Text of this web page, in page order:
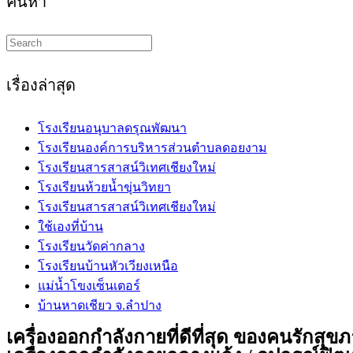
Search
this
เรื่องล่าสุด
โรงเรียนอนุบาลดรุณพัฒนา
โรงเรียนองค์การบริหารส่วนตำบลดอยงาม
โรงเรียนสารสาสน์วิเทศเชียงใหม่
โรงเรียนห้วยน้ำขุ่นวิทยา
โรงเรียนสารสาสน์วิเทศเชียงใหม่
ใช้เองที่บ้าน
โรงเรียนวัดค่ากลาง
โรงเรียนบ้านหัวเวียงเหนือ
แม่น้ำโขงเซ็นเตอร์
บ้านหาดเชียว จ.ลำปาง
เครื่องออกกำลังกายที่ดีที่สุด ของคนรักสุข